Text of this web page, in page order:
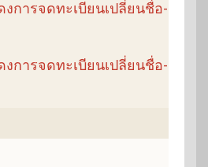
การจดทะเบียนเปลี่ยนชื่อ-
การจดทะเบียนเปลี่ยนชื่อ-